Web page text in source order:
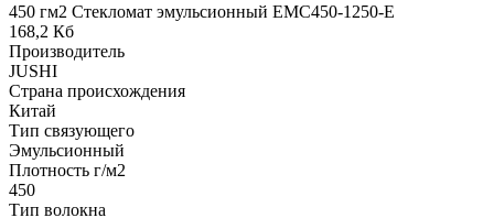
450 гм2 Стекломат эмульсионный EMC450-1250-Е
168,2 Кб
Производитель
JUSHI
Страна происхождения
Китай
Тип связующего
Эмульсионный
Плотность г/м2
450
Тип волокна